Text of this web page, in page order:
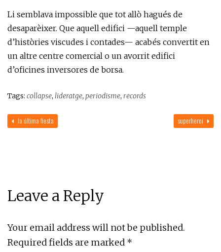
Li semblava impossible que tot allò hagués de
desaparèixer. Que aquell edifici —aquell temple
d’històries viscudes i contades— acabés convertit en
un altre centre comercial o un avorrit edifici
d’oficines inversores de borsa.
Tags: collapse, lideratge, periodisme, records
superheroi
la última fiesta
Leave a Reply
Your email address will not be published.
Required fields are marked *